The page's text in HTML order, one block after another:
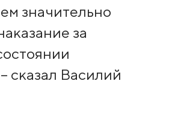
значительно
за
сказал Василий